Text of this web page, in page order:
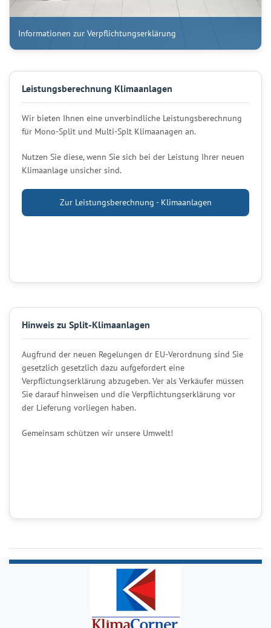
Informationen zur Verpflichtungserklärung
Leistungsberechnung Klimaanlagen
Wir bieten Ihnen eine unverbindliche Leistungsberechnung
für Mono-Split und Multi-Splt Klimaanagen an.
Nutzen Sie diese, wenn Sie sich bei der Leistung Ihrer neuen
Klimaanlage unsicher sind.
Zur Leistungsberechnung - Klimaanlagen
Hinweis zu Split-Klimaanlagen
Augfrund der neuen Regelungen dr EU-Verordnung sind Sie
gesetzlich gesetzlich dazu aufgefordert eine
Verpflictungserklärung abzugeben. Ver als Verkäufer müssen
Sie darauf hinweisen und die Verpflichtungserklärung vor
der Lieferung vorliegen haben.
Gemeinsam schützen wir unsere Umwelt!